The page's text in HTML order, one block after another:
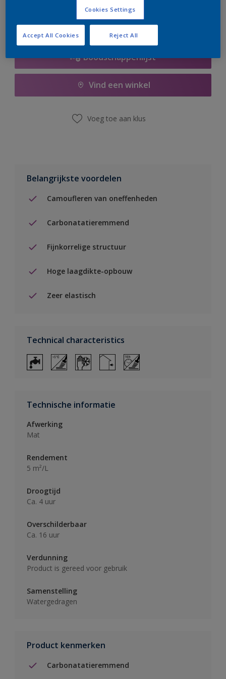
Boodschappenlijst
Vind een winkel
Voeg toe aan klus
Belangrijkste voordelen
Camoufleren van oneffenheden
Carbonatatieremmend
Fijnkorrelige structuur
Hoge laagdikte-opbouw
Zeer elastisch
Technical characteristics
Technische informatie
Afwerking
Mat
Rendement
5 m²/L
Droogtijd
Ca. 4 uur
Overschilderbaar
Ca. 16 uur
Verdunning
Product is gereed voor gebruik
Samenstelling
Watergedragen
Product kenmerken
Carbonatatieremmend
Cookies Settings
Reject All
Accept All Cookies